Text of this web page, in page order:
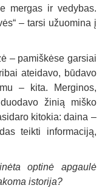
mergas ir vedybas.
– tarsi užuomina į
– pamiškėse garsiai
ateidavo, būdavo
– kita. Merginos,
žinią miško
kitokia: daina –
teikti informaciją,
optinė apgaulė
istorija?